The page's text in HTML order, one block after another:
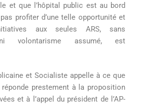
et que l’hôpital public est au bord
profiter d’une telle opportunité et
aux seules ARS, sans
volontarisme assumé, est
et Socialiste appelle à ce que
réponde prestement à la proposition
et à l’appel du président de l’AP-